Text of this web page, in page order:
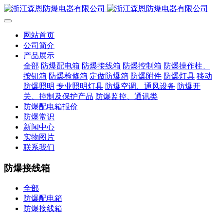
网站首页
公司简介
产品展示
全部 防爆配电箱 防爆接线箱 防爆控制箱 防爆操作柱、
按钮箱 防爆检修箱 定做防爆箱 防爆附件 防爆灯具 移动
防爆照明 专业照明灯具 防爆空调、通风设备 防爆开
关、控制及保护产品 防爆监控、通讯类
防爆配电箱报价
防爆常识
新闻中心
实物图片
联系我们
防爆接线箱
全部
防爆配电箱
防爆接线箱